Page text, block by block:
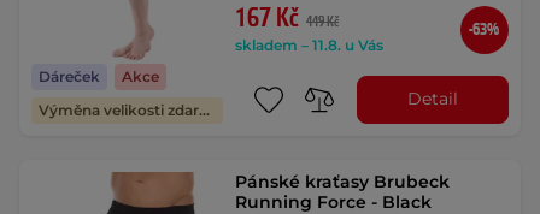
Dáreček
Akce
Výměna velikosti zdarma
167 Kč 449 Kč
skladem – 11.8. u Vás
-63%
Detail
Pánské kraťasy Brubeck
Running Force - Black